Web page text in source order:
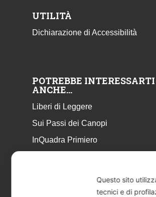
UTILITÀ
Dichiarazione di Accessibilità
POTREBBE INTERESSARTI
ANCHE…
Liberi di Leggere
Sui Passi dei Canopi
InQuadra Primiero
Questo sito
tecnici e di